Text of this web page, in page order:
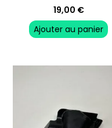
19,00 €
Ajouter au panier